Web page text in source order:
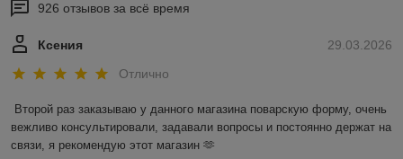
926 отзывов за всё время
29.03.2026
Ксения
Отлично
Второй раз заказываю у данного магазина поварскую форму, очень
вежливо консультировали, задавали вопросы и постоянно держат на
связи, я рекомендую этот магазин 🫶